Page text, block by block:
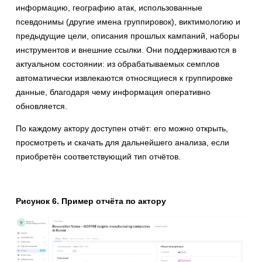
информацию, географию атак, использованные
псевдонимы (другие имена группировок), виктимологию и
предыдущие цели, описания прошлых кампаний, наборы
инструментов и внешние ссылки. Они поддерживаются в
актуальном состоянии: из обрабатываемых семплов
автоматически извлекаются относящиеся к группировке
данные, благодаря чему информация оперативно
обновляется.
По каждому актору доступен отчёт: его можно открыть,
просмотреть и скачать для дальнейшего анализа, если
приобретён соответствующий тип отчётов.
Рисунок 6. Пример отчёта по актору